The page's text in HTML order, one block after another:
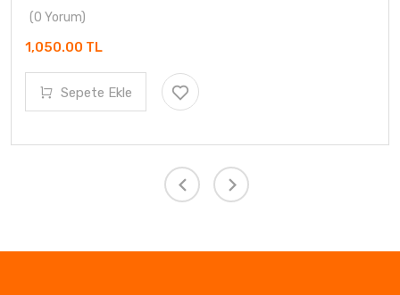
(0 Yorum)
1,050.00 TL
Sepete Ekle